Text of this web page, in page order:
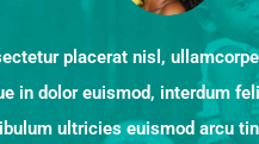
placerat nisl,
in dolor euismod, interdum
ultricies euismod arcu